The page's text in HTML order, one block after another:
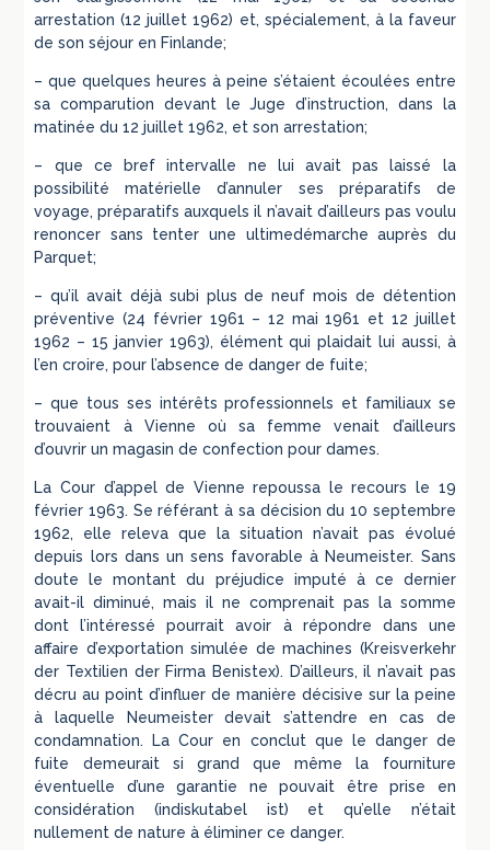
arrestation (12 juillet 1962) et, spécialement, à la faveur
de son séjour en Finlande;
– que quelques heures à peine s’étaient écoulées entre
sa comparution devant le Juge d’instruction, dans la
matinée du 12 juillet 1962, et son arrestation;
– que ce bref intervalle ne lui avait pas laissé la
possibilité matérielle d’annuler ses préparatifs de
voyage, préparatifs auxquels il n’avait d’ailleurs pas voulu
renoncer sans tenter une ultimedémarche auprès du
Parquet;
– qu’il avait déjà subi plus de neuf mois de détention
préventive (24 février 1961 – 12 mai 1961 et 12 juillet
1962 – 15 janvier 1963), élément qui plaidait lui aussi, à
l’en croire, pour l’absence de danger de fuite;
– que tous ses intérêts professionnels et familiaux se
trouvaient à Vienne où sa femme venait d’ailleurs
d’ouvrir un magasin de confection pour dames.
La Cour d’appel de Vienne repoussa le recours le 19
février 1963. Se référant à sa décision du 10 septembre
1962, elle releva que la situation n’avait pas évolué
depuis lors dans un sens favorable à Neumeister. Sans
doute le montant du préjudice imputé à ce dernier
avait-il diminué, mais il ne comprenait pas la somme
dont l’intéressé pourrait avoir à répondre dans une
affaire d’exportation simulée de machines (Kreisverkehr
der Textilien der Firma Benistex). D’ailleurs, il n’avait pas
décru au point d’influer de manière décisive sur la peine
à laquelle Neumeister devait s’attendre en cas de
condamnation. La Cour en conclut que le danger de
fuite demeurait si grand que même la fourniture
éventuelle d’une garantie ne pouvait être prise en
considération (indiskutabel ist) et qu’elle n’était
nullement de nature à éliminer ce danger.